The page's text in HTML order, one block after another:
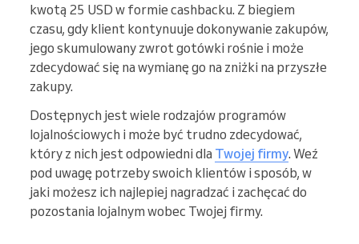
kwotą 25 USD w formie cashbacku. Z biegiem
czasu, gdy klient kontynuuje dokonywanie zakupów,
jego skumulowany zwrot gotówki rośnie i może
zdecydować się na wymianę go na zniżki na przyszłe
zakupy.
Dostępnych jest wiele rodzajów programów
lojalnościowych i może być trudno zdecydować,
który z nich jest odpowiedni dla Twojej firmy. Weź
pod uwagę potrzeby swoich klientów i sposób, w
jaki możesz ich najlepiej nagradzać i zachęcać do
pozostania lojalnym wobec Twojej firmy.